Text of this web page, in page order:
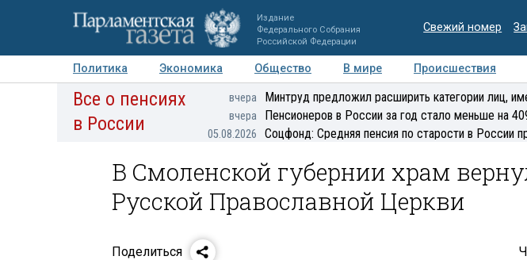
Издание
Федерального Собрания
Российской Федерации
Свежий номер
Политика Экономика Общество В мире Происшествия
Авторы Персоны Мнения Регионы Медиацентр
Все о пенсиях
в России
вчера Минтруд предложил расширить категории лиц,
вчера Пенсионеров в России за год стало меньше на
05.08.2026 Соцфонд: Средняя пенсия по старости в России
В Смоленской губернии храм
Русской Православной Церкви
Поделиться